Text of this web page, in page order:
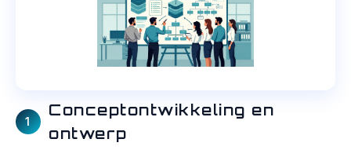
1
Conceptontwikkeling en
ontwerp